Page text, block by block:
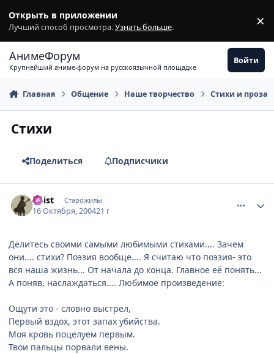
Открыть в приложении
Лучший способ просмотра.Узнать больше. ×
АнимеФорум
Крупнейший аниме-форум на русскоязычной площадке
Войти
Главная Общение Наше творчество Стихи и проза
Стихи
Поделиться Подписчики
Chist Старожилы
16 Октября, 200421 г
Делитесь своими самыми любимыми стихами.... Зачем
они.... стихи? Поэзия вообще.... Я считаю что поэзия- это
вся наша жизнь... От начала до конца. Главное её понять...
А поняв, наслаждаться.... Любимое произведение:
Ощути это - словно выстрел,
Первый вздох, этот запах убийства.
Моя кровь поцелуем первым.
Твои пальцы порвали вены.